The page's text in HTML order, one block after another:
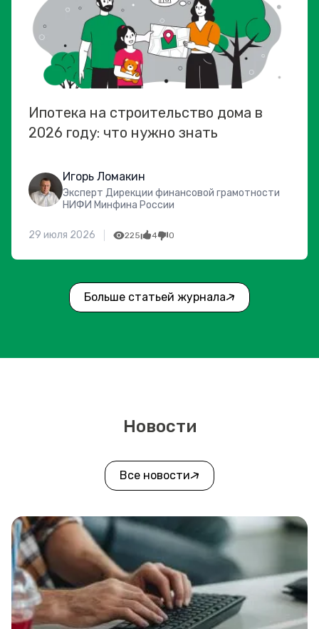
Ипотека на строительство дома в
2026 году: что нужно знать
Игорь Ломакин
Эксперт Дирекции финансовой грамотности
НИФИ Минфина России
29 июля 2026 225 4 0
Больше статьей журнала
Новости
Все новости